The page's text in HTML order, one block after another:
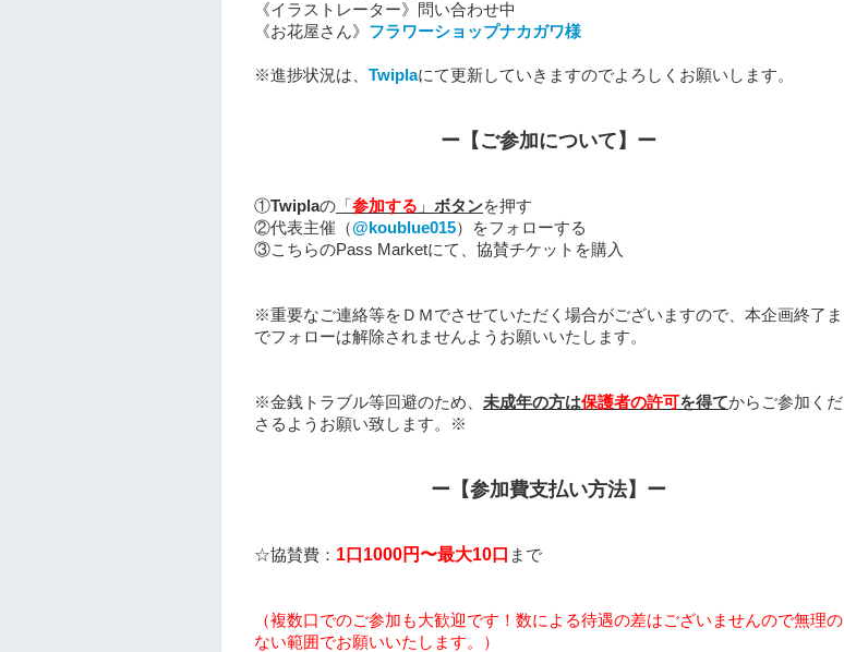
《イラストレーター》問い合わせ中
《お花屋さん》 フラワーショップナカガワ様
※進捗状況は、 Twiplaにて更新していきますのでよろしくお願いします。
ー【ご参加について】ー
①Twiplaの 「 参加する 」 ボタンを押す
②代表主催（@koublue015）をフォローする
③こちらのPass Marketにて、協賛チケットを購入
※重要なご連絡等をＤＭでさせていただく場合がございますので、本企画終了ま
でフォローは解除されませんようお願いいたします。
※金銭トラブル等回避のため、 未成年の方は保護者の許可を得てからご参加くだ
さるようお願い致します。※
ー【参加費支払い方法】ー
☆協賛費： 1口1000円〜最大10口 まで
（複数口でのご参加も大歓迎です！数による待遇の差はございませんので無理の
ない範囲でお願いいたします。）